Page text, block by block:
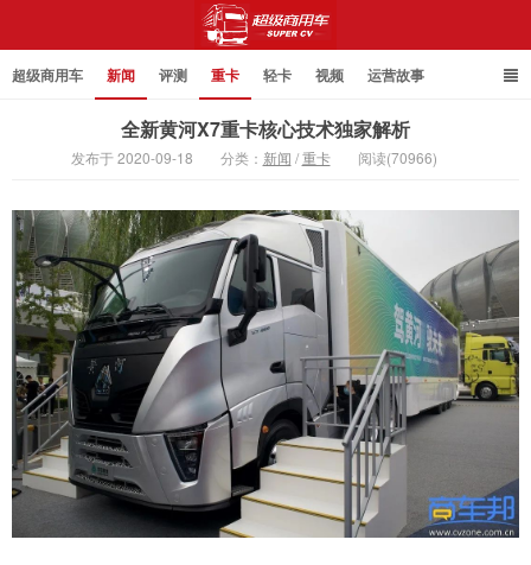
超级商用车 新闻 评测 重卡 轻卡 视频 运营故事
全新黄河X7重卡核心技术独家解析
发布于 2020-09-18 分类： 新闻 /重卡 阅读(70966)